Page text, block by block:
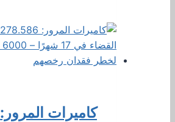
كاميرات المرور: